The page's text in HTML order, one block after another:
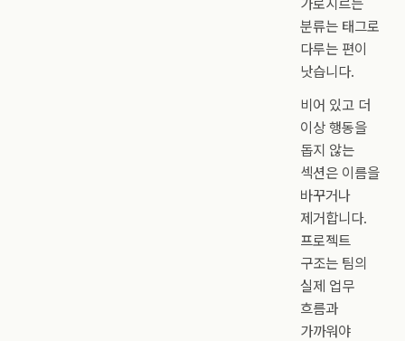
가로지르는
분류는 태그로
다루는 편이
낫습니다.
비어 있고 더
이상 행동을
돕지 않는
섹션은 이름을
바꾸거나
제거합니다.
프로젝트
구조는 팀의
실제 업무
흐름과
가까워야